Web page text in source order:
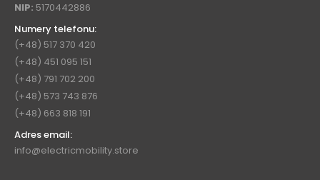
NIP: 5170442886
Numery telefonu:
(+48) 517 370 420
(+48) 451 095 151
(+48) 791 702 200
(+48) 573 743 876
(+48) 663 818 191
Adres email:
info@electricmobility.store